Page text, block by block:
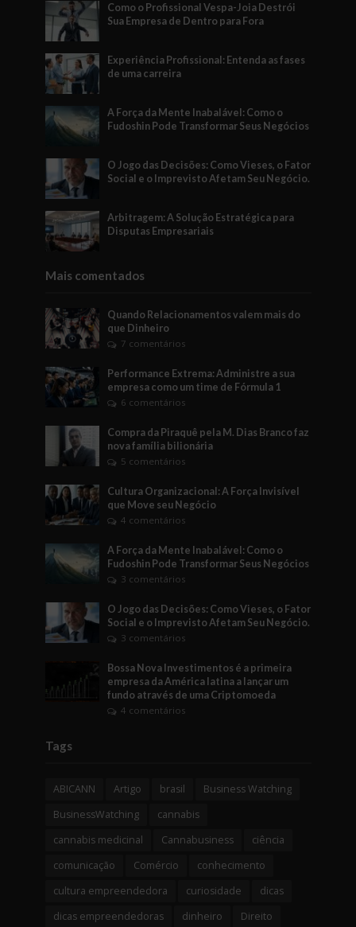
Como o Profissional Vespa-Joia Destrói
Sua Empresa de Dentro para Fora
Experiência Profissional: Entenda as fases
de uma carreira
A Força da Mente Inabalável: Como o
Fudoshin Pode Transformar Seus Negócios
O Jogo das Decisões: Como Vieses, o Fator
Social e o Imprevisto Afetam Seu Negócio.
Arbitragem: A Solução Estratégica para
Disputas Empresariais
Mais comentados
Quando Relacionamentos valem mais do
que Dinheiro
7 comentários
Performance Extrema: Administre a sua
empresa como um time de Fórmula 1
6 comentários
Compra da Piraquê pela M. Dias Branco faz
nova família bilionária
5 comentários
Cultura Organizacional: A Força Invisível
que Move seu Negócio
4 comentários
A Força da Mente Inabalável: Como o
Fudoshin Pode Transformar Seus Negócios
3 comentários
O Jogo das Decisões: Como Vieses, o Fator
Social e o Imprevisto Afetam Seu Negócio.
3 comentários
Bossa Nova Investimentos é a primeira
empresa da América latina a lançar um
fundo através de uma Criptomoeda
4 comentários
Tags
ABICANN Artigo brasil
Business Watching
BusinessWatching
cannabis
cannabis medicinal
Cannabusiness
ciência
comunicação
Comércio
conhecimento
cultura empreendedora
curiosidade
dicas
dicas empreendedoras
dinheiro Direito